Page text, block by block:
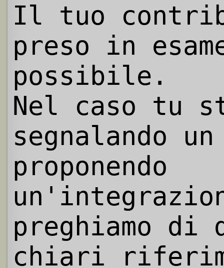
Il tuo
preso in
possibile.
Nel caso tu
segnalando
proponendo
preghiamo
chiari